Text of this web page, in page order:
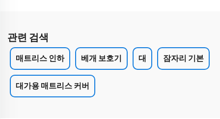
관련 검색
매트리스 인하 베개 보호기 대 잠자리 기본
대가용 매트리스 커버